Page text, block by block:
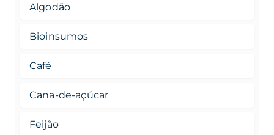
Algodão
Bioinsumos
Café
Cana-de-açúcar
Feijão